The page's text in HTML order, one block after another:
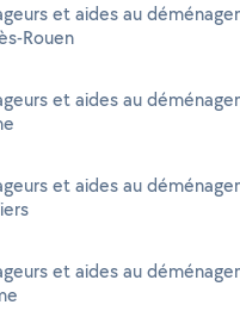
et aides au
Rouen
et aides au
et aides au
et aides au